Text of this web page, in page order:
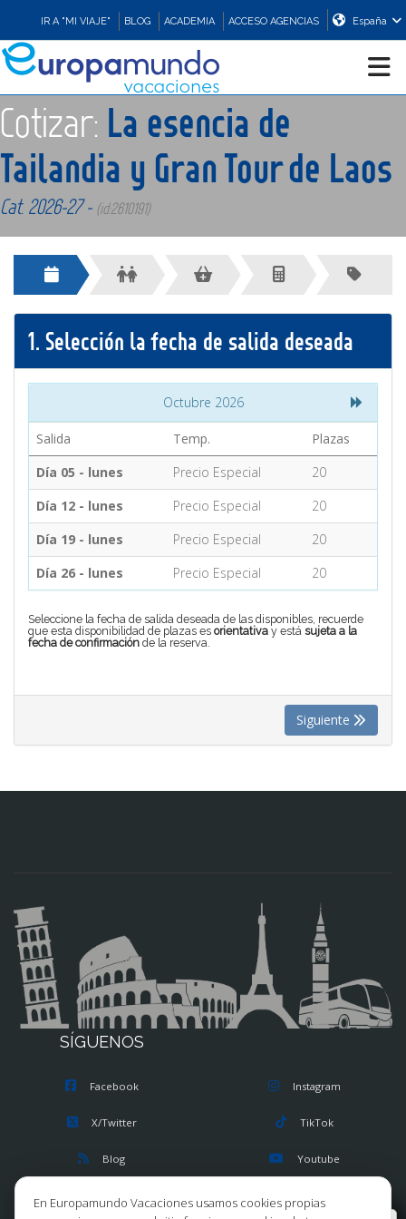
IR A "MI VIAJE" BLOG ACADEMIA ACCESO AGENCIAS España
CRUCEROS
EUROPA
PROMOCIONES
COMPRAR
CONTACTO
MÁS
Cotizar: La esencia de
Tailandia y Gran Tour de Laos
Cat. 2026-27 - (id:2610191)
1. Selección la fecha de salida deseada
Octubre 2026
Salida Temp.
Plazas
Día 05 - lunes
Precio Especial
20
Día 12 - lunes
Precio Especial
20
Día 19 - lunes
Precio Especial
20
Día 26 - lunes
Precio Especial 20
Seleccione la fecha de salida deseada de las disponibles, recuerde
que esta disponibilidad de plazas es orientativa y está sujeta a la
fecha de confirmación de la reserva.
Siguiente
SÍGUENOS
Facebook
X/Twitter
Blog
Instagram
TikTok
Youtube
En Europamundo Vacaciones usamos cookies propias